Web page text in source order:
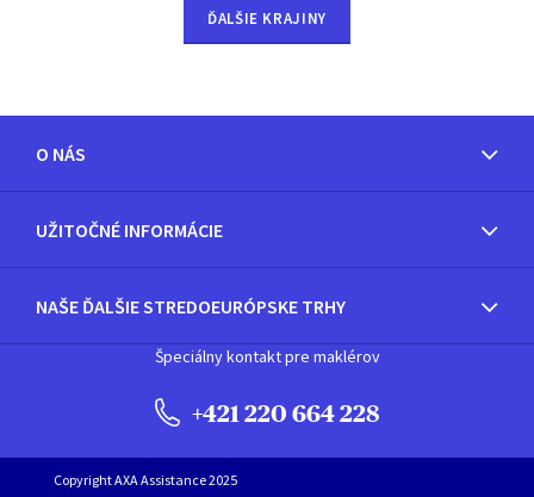
ĎALŠIE KRAJINY
O NÁS
UŽITOČNÉ INFORMÁCIE
NAŠE ĎALŠIE STREDOEURÓPSKE TRHY
Špeciálny kontakt pre maklérov
+421 220 664 228
Copyright AXA Assistance 2025